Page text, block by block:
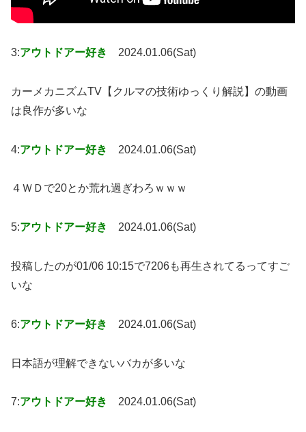
3:アウトドアー好き 2024.01.06(Sat)
カーメカニズムTV【クルマの技術ゆっくり解説】の動画
は良作が多いな
4:アウトドアー好き 2024.01.06(Sat)
４ＷＤで20とか荒れ過ぎわろｗｗｗ
5:アウトドアー好き 2024.01.06(Sat)
投稿したのが01/06 10:15で7206も再生されてるってすご
いな
6:アウトドアー好き 2024.01.06(Sat)
日本語が理解できないバカが多いな
7:アウトドアー好き 2024.01.06(Sat)